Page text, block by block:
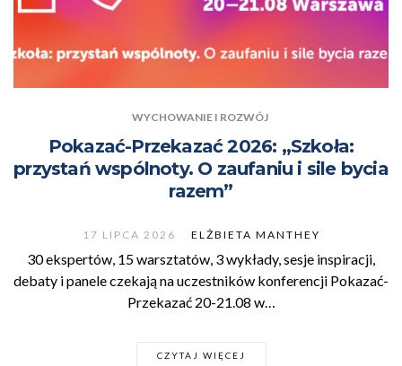
WYCHOWANIE I ROZWÓJ
Pokazać-Przekazać 2026: „Szkoła:
przystań wspólnoty. O zaufaniu i sile bycia
razem”
17 LIPCA 2026 ELŻBIETA MANTHEY
30 ekspertów, 15 warsztatów, 3 wykłady, sesje inspiracji,
debaty i panele czekają na uczestników konferencji Pokazać-
Przekazać 20-21.08 w…
CZYTAJ WIĘCEJ